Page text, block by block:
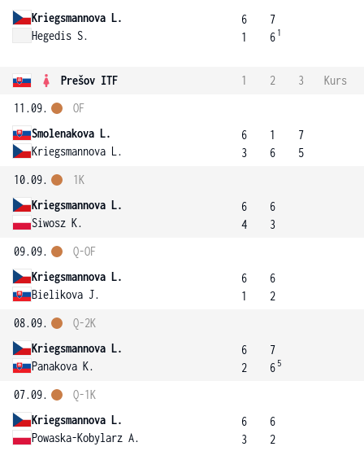
Kriegsmannova L.
Hegedis S.
6
1
7
6 1
Prešov ITF 1 2 3
Kurs
11.09.
Smolenakova L.
Kriegsmannova L.
OF
6
3
1
6
7
5
10.09.
Kriegsmannova L.
Siwosz K.
1K
6
4
6
3
09.09.
Kriegsmannova L.
Bielikova J.
Q-OF
6
1
6
2
08.09.
Kriegsmannova L.
Panakova K.
Q-2K
6
2
7
6 5
07.09.
Kriegsmannova L.
Powaska-Kobylarz A.
Q-1K
6
3
6
2